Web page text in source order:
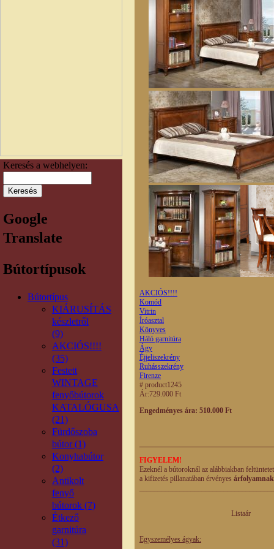
Keresés a webhelyen:
Google
Translate
Bútortípusok
Bútortípus
KIÁRUSÍTÁS
készletről
(9)
AKCIÓS!!!!
(35)
Festett
WINTAGE
fenyőbútorok
KATALÓGUSA
(21)
Fürdőszoba
bútor (1)
Konyhabútor
(2)
Antikolt
fenyő
bútorok (7)
Étkező
garnitúra
(31)
AKCIÓS!!!!
Komód
Vitrin
Íróasztal
Könyves
Háló garnitúra
Ágy
Éjjeliszekrény
Ruhásszekrény
Firenze
# product1245
Ár:729.000 Ft
Engedményes ára: 510.000 Ft
FIGYELEM!
Ezeknél a bútoroknál az alábbiakban
a kifizetés pillanatában érvényes
Listaár
Egyszemélyes ágyak: